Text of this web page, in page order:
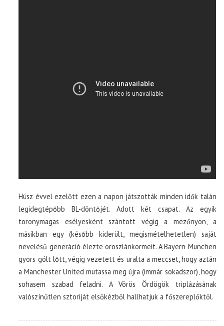
Húsz évvel ezelőtt ezen a napon játszották minden idők talán
legidegtépőbb BL-döntőjét. Adott két csapat. Az egyik
toronymagas esélyesként szántott végig a mezőnyön, a
másikban egy (később kiderült, megismételhetetlen) saját
nevelésű generáció élezte oroszlánkörmeit. A Bayern München
gyors gólt lőtt, végig vezetett és uralta a meccset, hogy aztán
a Manchester United mutassa meg újra (immár sokadszor), hogy
sohasem szabad feladni. A Vörös Ördögök triplázásának
valószínűtlen sztoriját elsőkézből hallhatjuk a főszereplőktől.